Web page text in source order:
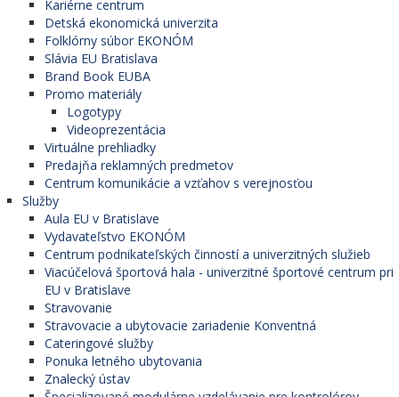
Kariérne centrum
Detská ekonomická univerzita
Folklórny súbor EKONÓM
Slávia EU Bratislava
Brand Book EUBA
Promo materiály
Logotypy
Videoprezentácia
Virtuálne prehliadky
Predajňa reklamných predmetov
Centrum komunikácie a vzťahov s verejnosťou
Služby
Aula EU v Bratislave
Vydavateľstvo EKONÓM
Centrum podnikateľských činností a univerzitných služieb
Viacúčelová športová hala - univerzitné športové centrum pri
EU v Bratislave
Stravovanie
Stravovacie a ubytovacie zariadenie Konventná
Cateringové služby
Ponuka letného ubytovania
Znalecký ústav